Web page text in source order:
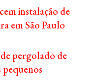
instalação de
em São Paulo
pergolado de